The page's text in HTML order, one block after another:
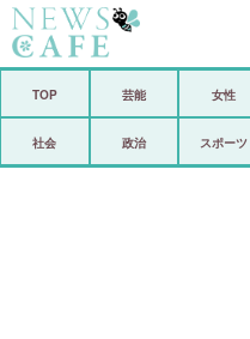
TOP 芸能 女性
社会 政治 スポーツ